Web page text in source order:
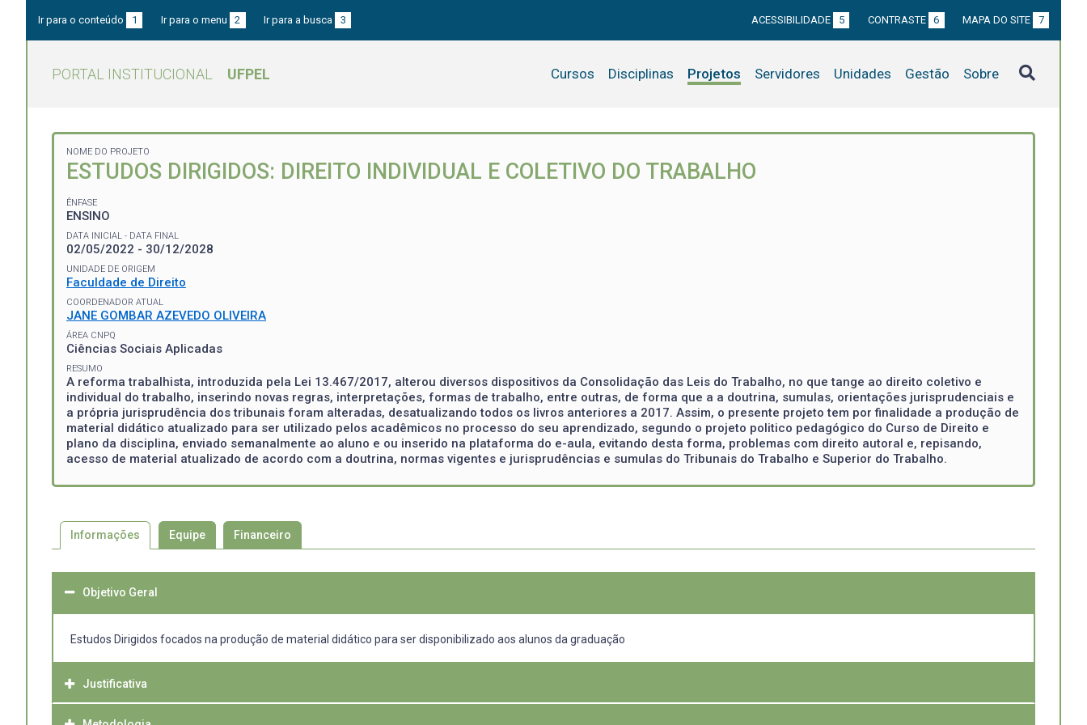
Ir para o conteúdo 1 Ir para o menu 2 Ir para a busca 3 ACESSIBILIDADE 5 CONTRASTE 6 MAPA DO SITE 7
PORTAL INSTITUCIONAL UFPEL Cursos Disciplinas Projetos Servidores Unidades Gestão Sobre
NOME DO PROJETO
ESTUDOS DIRIGIDOS: DIREITO INDIVIDUAL E COLETIVO DO TRABALHO
ÊNFASE
ENSINO
DATA INICIAL - DATA FINAL
02/05/2022 - 30/12/2028
UNIDADE DE ORIGEM
Faculdade de Direito
COORDENADOR ATUAL
JANE GOMBAR AZEVEDO OLIVEIRA
ÁREA CNPQ
Ciências Sociais Aplicadas
RESUMO
A reforma trabalhista, introduzida pela Lei 13.467/2017, alterou diversos dispositivos da Consolidação das Leis do Trabalho, no que tange ao direito coletivo e
individual do trabalho, inserindo novas regras, interpretações, formas de trabalho, entre outras, de forma que a a doutrina, sumulas, orientações jurisprudenciais e
a própria jurisprudência dos tribunais foram alteradas, desatualizando todos os livros anteriores a 2017. Assim, o presente projeto tem por finalidade a produção de
material didático atualizado para ser utilizado pelos acadêmicos no processo do seu aprendizado, segundo o projeto politico pedagógico do Curso de Direito e
plano da disciplina, enviado semanalmente ao aluno e ou inserido na plataforma do e-aula, evitando desta forma, problemas com direito autoral e, repisando,
acesso de material atualizado de acordo com a doutrina, normas vigentes e jurisprudências e sumulas do Tribunais do Trabalho e Superior do Trabalho.
Informações Equipe Financeiro
Objetivo Geral
Estudos Dirigidos focados na produção de material didático para ser disponibilizado aos alunos da graduação
Justificativa